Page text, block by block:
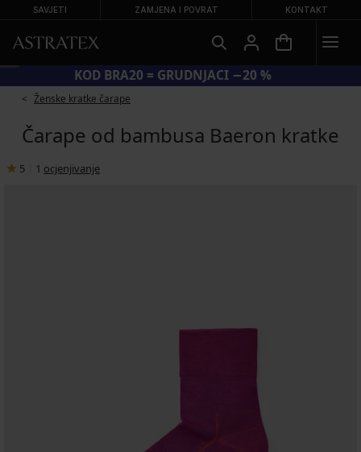
SAVJETI ZAMJENA I POVRAT KONTAKT
KOD BRA20 = GRUDNJACI −20 %
Ženske kratke čarape
Čarape od bambusa Baeron kratke
5 1 ocjenjivanje